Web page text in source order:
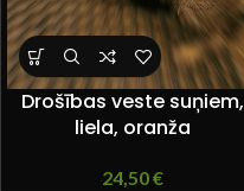
Drošības veste suņiem,
liela, oranža
24,50€